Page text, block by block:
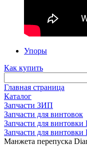
Упоры
Как купить
Главная страница
Каталог
Запчасти ЗИП
Запчасти для винтовок
Запчасти для винтовки
Запчасти для винтовки
Манжета перепуска